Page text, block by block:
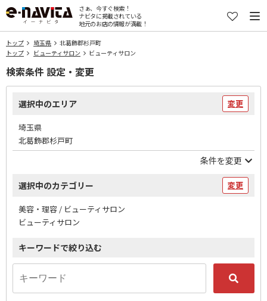
さぁ、今すぐ検索！
ナビタに掲載されている
地元のお店の情報が満載！
トップ 埼玉県
北葛飾郡杉戸町
トップ
ビューティサロン ビューティサロン
検索条件 設定・変更
選択中のエリア 変更
埼玉県
北葛飾郡杉戸町
条件を変更
選択中のカテゴリー 変更
美容・理容 / ビューティサロン
ビューティサロン
キーワードで絞り込む